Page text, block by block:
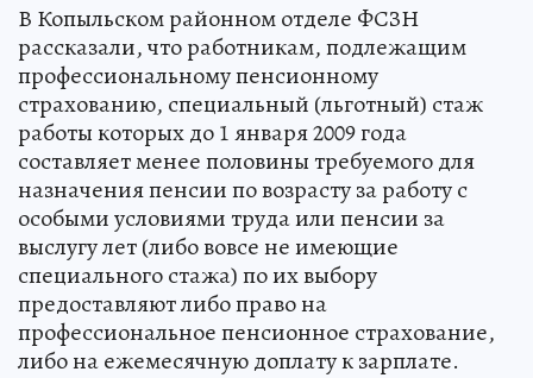
В Копыльском районном отделе ФСЗН
рассказали, что работникам, подлежащим
профессиональному пенсионному
страхованию, специальный (льготный) стаж
работы которых до 1 января 2009 года
составляет менее половины требуемого для
назначения пенсии по возрасту за работу с
особыми условиями труда или пенсии за
выслугу лет (либо вовсе не имеющие
специального стажа) по их выбору
предоставляют либо право на
профессиональное пенсионное страхование,
либо на ежемесячную доплату к зарплате.